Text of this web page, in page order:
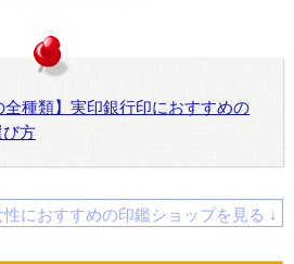
全種類】実印銀行印におすすめの
方
性におすすめの印鑑ショップを見る ↓